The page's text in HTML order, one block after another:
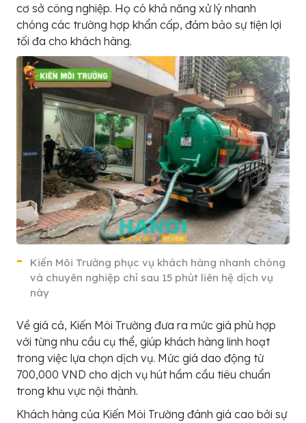
cơ sở công nghiệp. Họ có khả năng xử lý nhanh
chóng các trường hợp khẩn cấp, đảm bảo sự tiện lợi
tối đa cho khách hàng.
Kiến Môi Trường phục vụ khách hàng nhanh chóng
và chuyên nghiệp chỉ sau 15 phút liên hệ dịch vụ
này
Về giá cả, Kiến Môi Trường đưa ra mức giá phù hợp
với từng nhu cầu cụ thể, giúp khách hàng linh hoạt
trong việc lựa chọn dịch vụ. Mức giá dao động từ
700,000 VND cho dịch vụ hút hầm cầu tiêu chuẩn
trong khu vực nội thành.
Khách hàng của Kiến Môi Trường đánh giá cao bởi sự